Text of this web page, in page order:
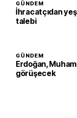
GÜNDEM
İhracatçıdan
talebi
GÜNDEM
Erdoğan,
görüşecek